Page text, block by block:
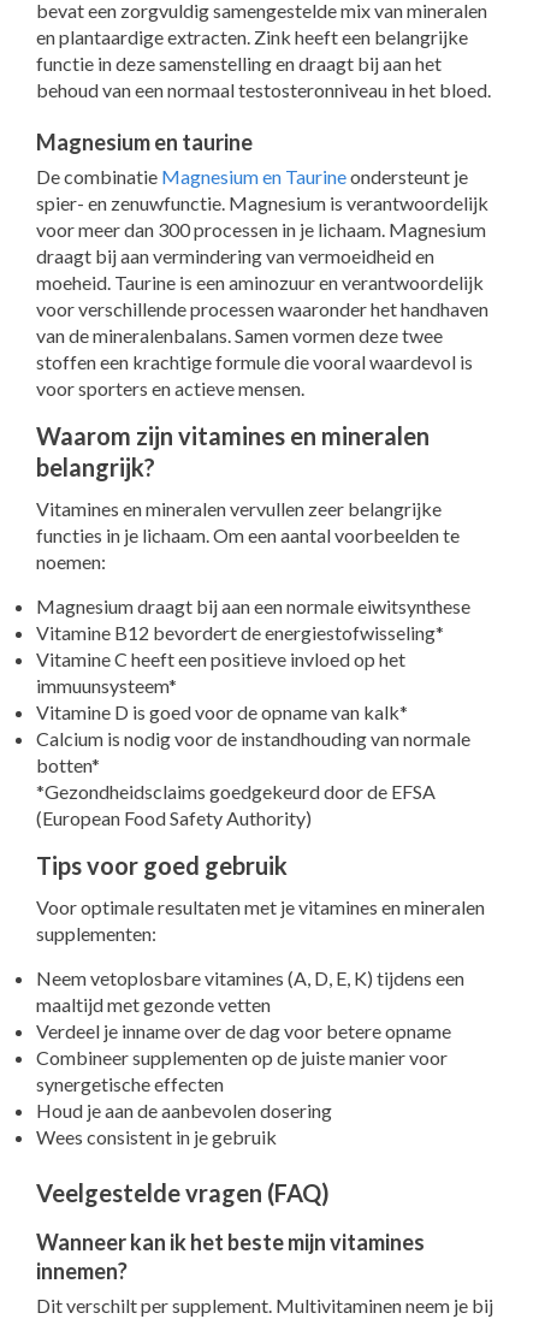
bevat een zorgvuldig samengestelde mix van mineralen
en plantaardige extracten. Zink heeft een belangrijke
functie in deze samenstelling en draagt bij aan het
behoud van een normaal testosteronniveau in het bloed.
Magnesium en taurine
De combinatie Magnesium en Taurineondersteunt je
spier- en zenuwfunctie. Magnesium is verantwoordelijk
voor meer dan 300 processen in je lichaam. Magnesium
draagt bij aan vermindering van vermoeidheid en
moeheid. Taurine is een aminozuur en verantwoordelijk
voor verschillende processen waaronder het handhaven
van de mineralenbalans. Samen vormen deze twee
stoffen een krachtige formule die vooral waardevol is
voor sporters en actieve mensen.
Waarom zijn vitamines en mineralen
belangrijk?
Vitamines en mineralen vervullen zeer belangrijke
functies in je lichaam. Om een aantal voorbeelden te
noemen:
Magnesium draagt bij aan een normale eiwitsynthese
Vitamine B12 bevordert de energiestofwisseling*
Vitamine C heeft een positieve invloed op het
immuunsysteem*
Vitamine D is goed voor de opname van kalk*
Calcium is nodig voor de instandhouding van normale
botten*
*Gezondheidsclaims goedgekeurd door de EFSA
(European Food Safety Authority)
Tips voor goed gebruik
Voor optimale resultaten met je vitamines en mineralen
supplementen:
Neem vetoplosbare vitamines (A, D, E, K) tijdens een
maaltijd met gezonde vetten
Verdeel je inname over de dag voor betere opname
Combineer supplementen op de juiste manier voor
synergetische effecten
Houd je aan de aanbevolen dosering
Wees consistent in je gebruik
Veelgestelde vragen (FAQ)
Wanneer kan ik het beste mijn vitamines
innemen?
Dit verschilt per supplement. Multivitaminen neem je bij